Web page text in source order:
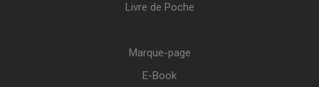
Livre de Poche
Marque-page
E-Book